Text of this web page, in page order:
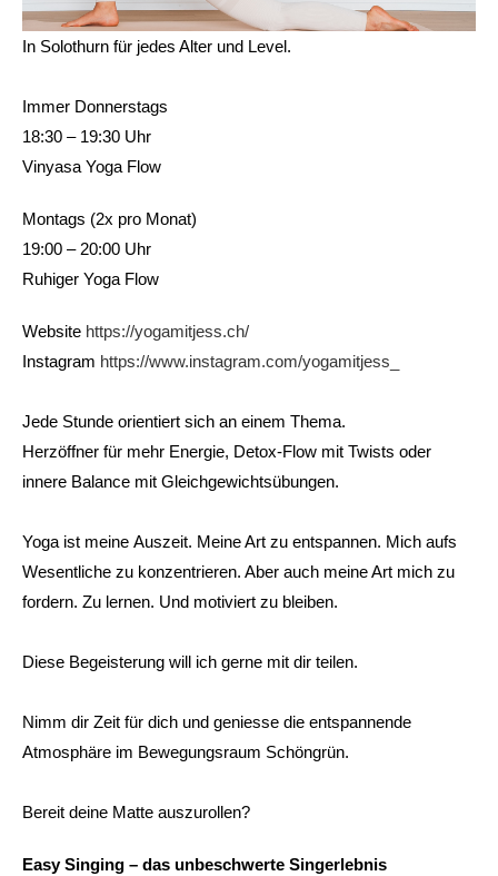
In Solothurn für jedes Alter und Level.
Immer Donnerstags
18:30 – 19:30 Uhr
Vinyasa Yoga Flow
Montags (2x pro Monat)
19:00 – 20:00 Uhr
Ruhiger Yoga Flow
Website https://yogamitjess.ch/
Instagram https://www.instagram.com/yogamitjess_
Jede Stunde orientiert sich an einem Thema.
Herzöffner für mehr Energie, Detox-Flow mit Twists oder
innere Balance mit Gleichgewichtsübungen.
Yoga ist meine Auszeit. Meine Art zu entspannen. Mich aufs
Wesentliche zu konzentrieren. Aber auch meine Art mich zu
fordern. Zu lernen. Und motiviert zu bleiben.
Diese Begeisterung will ich gerne mit dir teilen.
Nimm dir Zeit für dich und geniesse die entspannende
Atmosphäre im Bewegungsraum Schöngrün.
Bereit deine Matte auszurollen?
Easy Singing – das unbeschwerte Singerlebnis